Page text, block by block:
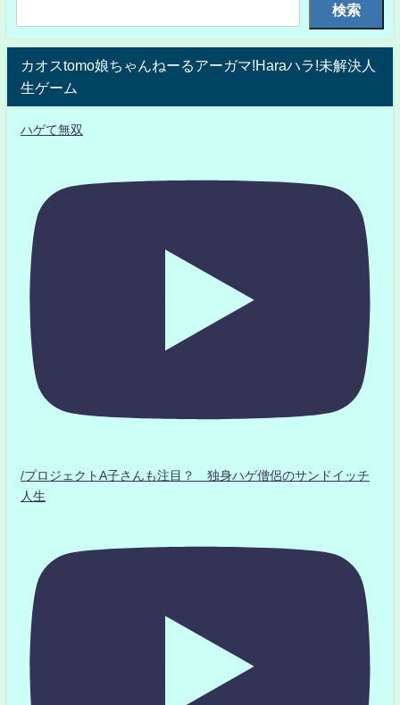
検索
カオスtomo娘ちゃんねーるアーガマ!Haraハラ!未解決人
生ゲーム
ハゲて無双
/プロジェクトA子さんも注目？ 独身ハゲ僧侶のサンドイッチ
人生